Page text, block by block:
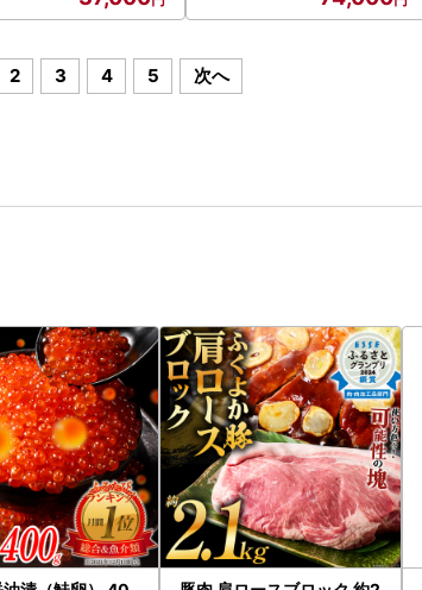
2 3 4 5 次へ